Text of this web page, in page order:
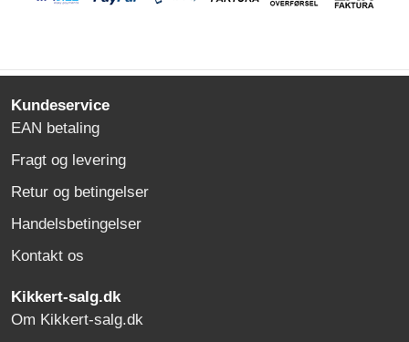
Kundeservice
EAN betaling
Fragt og levering
Retur og betingelser
Handelsbetingelser
Kontakt os
Kikkert-salg.dk
Om Kikkert-salg.dk